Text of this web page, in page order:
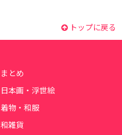
トップに戻る
まとめ
日本画・浮世絵
着物・和服
和雑貨